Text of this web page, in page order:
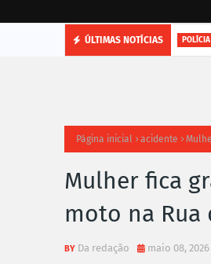
ÚLTIMAS NOTÍCIAS POLÍCIA
Página inicial acidente
Mulher fica
moto na Rua
Da redação maio 08, 2026